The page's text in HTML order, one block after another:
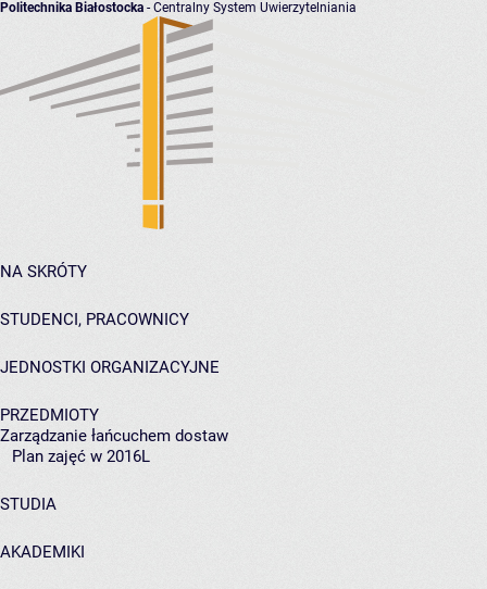
Politechnika Białostocka - Centralny System Uwierzytelniania
NA SKRÓTY
STUDENCI, PRACOWNICY
JEDNOSTKI ORGANIZACYJNE
PRZEDMIOTY
Zarządzanie łańcuchem dostaw
Plan zajęć w 2016L
STUDIA
AKADEMIKI